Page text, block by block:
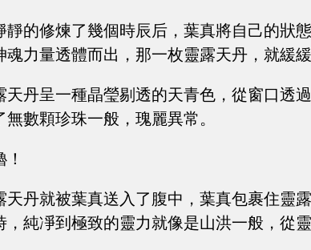
靜的修煉了幾個時辰后，葉真將自己的狀
魂力量透體而出，那一枚靈露天丹，就緩
天丹呈一種晶瑩剔透的天青色，從窗口透
無數顆珍珠一般，瑰麗異常。
天丹就被葉真送入了腹中，葉真包裹住靈
，純凈到極致的靈力就像是山洪一般，從